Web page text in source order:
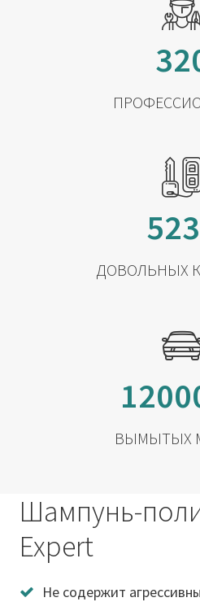
ДОВОЛЬНЫХ
ВЫМЫТЫХ
Шампунь-
Expert
Не содержит